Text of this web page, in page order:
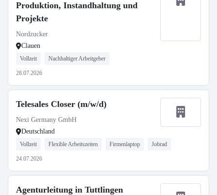
Produktion, Instandhaltung und
Projekte
Nordzucker
Clauen
Vollzeit Nachhaltiger Arbeitgeber
28.07.2026
Telesales Closer (m/w/d)
Nexi Germany GmbH
Deutschland
Vollzeit Flexible Arbeitszeiten Firmenlaptop Jobrad
24.07.2026
Agenturleitung in Tuttlingen